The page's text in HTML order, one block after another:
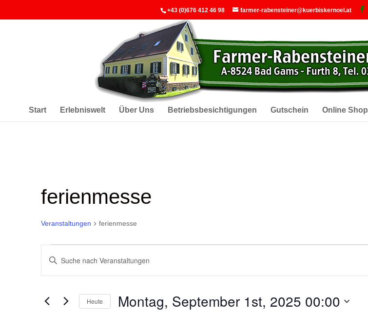
+43 (0)676 412 46 98 farmer-rabensteiner@kuerbiskernoel.at
Start Erlebniswelt Über Uns Betriebsbesichtigungen Gutschein Online Shop
ferienmesse
Veranstaltungen ferienmesse
Veranstaltungen
für
Montag,
Veranstaltungen
Suche
und
Bitte
Schlüsselwort
Suche
Heute Montag, September 1st, 2025 00:00